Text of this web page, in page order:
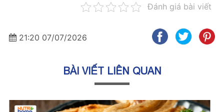
Đánh giá bài viết
21:20 07/07/2026
BÀI VIẾT LIÊN QUAN